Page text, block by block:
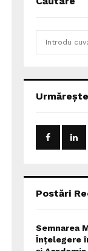
h
o
:
Postări
Semnarea
Înțelegere